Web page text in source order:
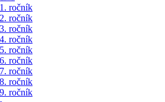
1. ročník
2. ročník
3. ročník
4. ročník
5. ročník
6. ročník
7. ročník
8. ročník
9. ročník